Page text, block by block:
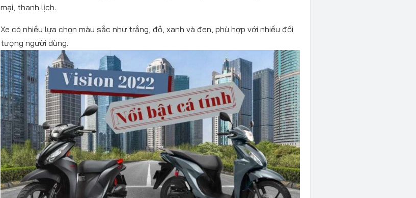
mại, thanh lịch.
Xe có nhiều lựa chọn màu sắc như trắng, đỏ, xanh và đen, phù hợp với nhiều đối
tượng người dùng.​